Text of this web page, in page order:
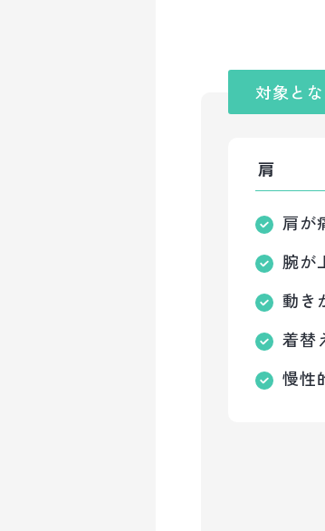
対象と
肩
肩が
腕が
動き
着替
慢性